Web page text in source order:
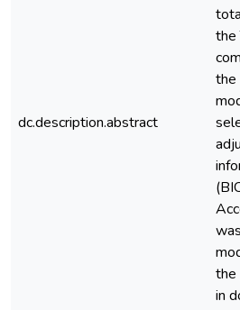
dc.description.abstract
the
the
the
in